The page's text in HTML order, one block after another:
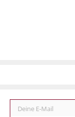
Deine E-Mail